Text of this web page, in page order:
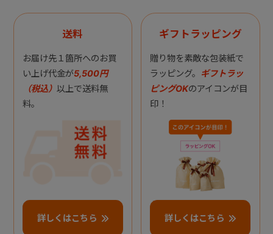
送料
お届け先１箇所へのお買
い上げ代金が5,500円
（税込） 以上で送料無
料。
詳しくはこちら
ギフトラッピング
贈り物を素敵な包装紙で
ラッピング。 ギフトラッ
ピングOKのアイコンが目
印！
詳しくはこちら